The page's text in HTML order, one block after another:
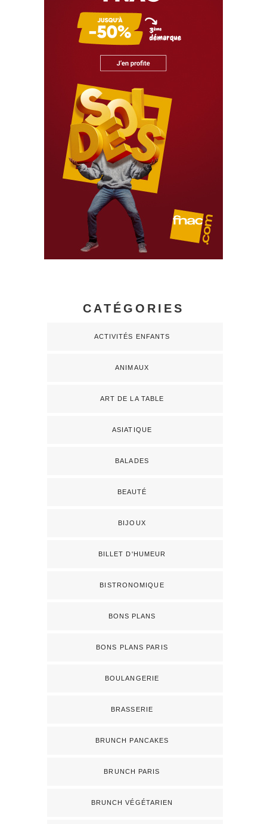
CATÉGORIES
ACTIVITÉS ENFANTS
ANIMAUX
ART DE LA TABLE
ASIATIQUE
BALADES
BEAUTÉ
BIJOUX
BILLET D'HUMEUR
BISTRONOMIQUE
BONS PLANS
BONS PLANS PARIS
BOULANGERIE
BRASSERIE
BRUNCH PANCAKES
BRUNCH PARIS
BRUNCH VÉGÉTARIEN